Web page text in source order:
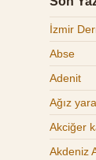
İzmir
Abse
Adenit
Ağız
Akciğer
Akdeniz